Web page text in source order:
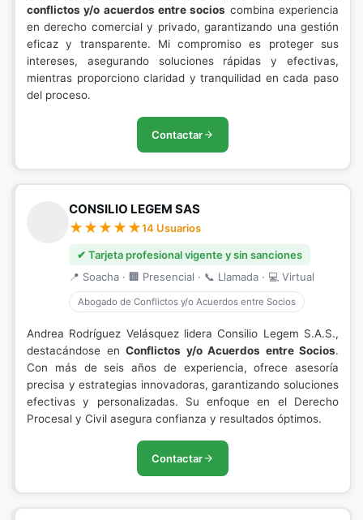
conflictos y/o acuerdos entre socios combina experiencia
en derecho comercial y privado, garantizando una gestión
eficaz y transparente. Mi compromiso es proteger sus
intereses, asegurando soluciones rápidas y efectivas,
mientras proporciono claridad y tranquilidad en cada paso
del proceso.
Contactar
CONSILIO LEGEM SAS
14 Usuarios
✔ Tarjeta profesional vigente y sin sanciones
📍 Soacha · 🏢 Presencial · 📞 Llamada · 💻 Virtual
Abogado de Conflictos y/o Acuerdos entre Socios
Andrea Rodríguez Velásquez lidera Consilio Legem S.A.S.,
destacándose en Conflictos y/o Acuerdos entre Socios.
Con más de seis años de experiencia, ofrece asesoría
precisa y estrategias innovadoras, garantizando soluciones
efectivas y personalizadas. Su enfoque en el Derecho
Procesal y Civil asegura confianza y resultados óptimos.
Contactar